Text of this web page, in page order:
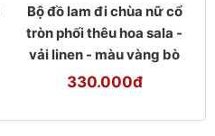
Bộ đồ lam đi chùa nữ cổ
tròn phối thêu hoa sala -
vải linen - màu vàng bò
330.000đ